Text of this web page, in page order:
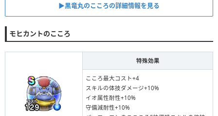
▶︎黒竜丸のこころの詳細情報を見る
モヒカントのこころ
特殊効果
こころ最大コスト+4
スキルの体技ダメージ+10%
イオ属性耐性+10%
守備減耐性+10%